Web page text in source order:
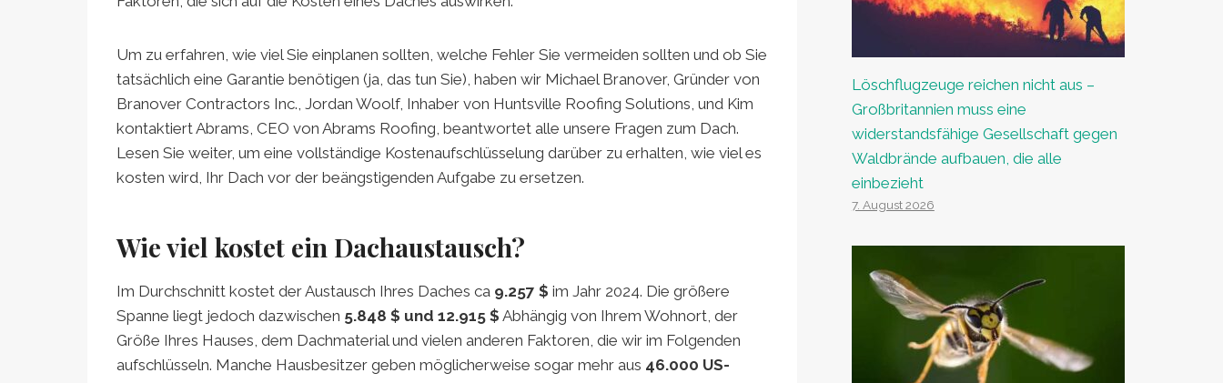
Um zu erfahren, wie viel Sie einplanen sollten, welche Fehler Sie vermeiden sollten und ob Sie
tatsächlich eine Garantie benötigen (ja, das tun Sie), haben wir Michael Branover, Gründer von
Branover Contractors Inc., Jordan Woolf, Inhaber von Huntsville Roofing Solutions, und Kim
kontaktiert Abrams, CEO von Abrams Roofing, beantwortet alle unsere Fragen zum Dach.
Lesen Sie weiter, um eine vollständige Kostenaufschlüsselung darüber zu erhalten, wie viel es
kosten wird, Ihr Dach vor der beängstigenden Aufgabe zu ersetzen.
Wie viel kostet ein Dachaustausch?
Im Durchschnitt kostet der Austausch Ihres Daches ca 9.257 $ im Jahr 2024. Die größere
Spanne liegt jedoch dazwischen 5.848 $ und 12.915 $ Abhängig von Ihrem Wohnort, der
Größe Ihres Hauses, dem Dachmaterial und vielen anderen Faktoren, die wir im Folgenden
aufschlüsseln. Manche Hausbesitzer geben möglicherweise sogar mehr aus 46.000 US-
Löschflugzeuge reichen nicht aus –
Großbritannien muss eine
widerstandsfähige Gesellschaft gegen
Waldbrände aufbauen, die alle
einbezieht
7. August 2026